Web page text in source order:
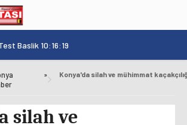
Baslik 10:16:19
»
silah ve